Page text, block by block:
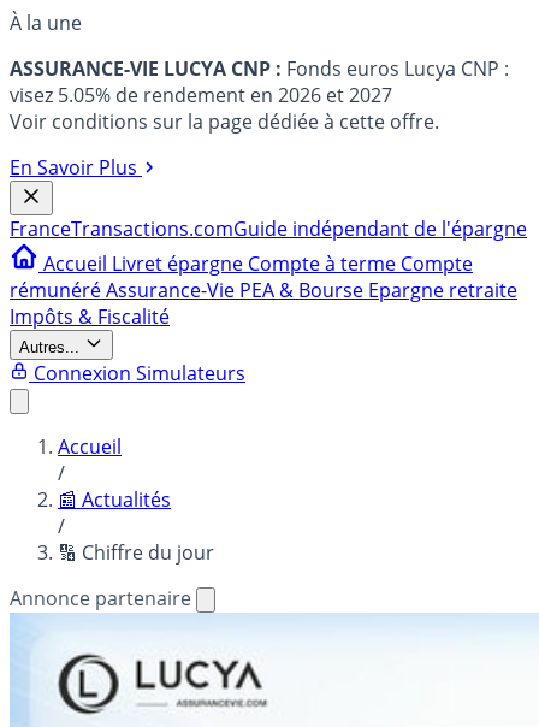
À la une
ASSURANCE-VIE LUCYA CNP : Fonds euros Lucya CNP :
visez 5.05% de rendement en 2026 et 2027
Voir conditions sur la page dédiée à cette offre.
En Savoir Plus
FranceTransactions.comGuide indépendant de l'épargne
Accueil Livret épargne Compte à terme Compte
rémunéréAssurance-Vie PEA & Bourse Epargne retraite
Impôts & Fiscalité
Autres...
Connexion Simulateurs
Accueil
/
📰 Actualités
/
🔢 Chiffre du jour
Annonce partenaire